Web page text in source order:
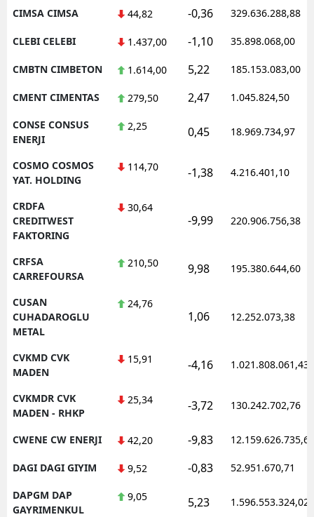
CIMSA CIMSA 44,82 -0,36 329.636.288,88
CLEBI CELEBI 1.437,00 -1,10 35.898.068,00
CMBTN CIMBETON 1.614,00 5,22 185.153.083,00
CMENT CIMENTAS 279,50 2,47 1.045.824,50
CONSE CONSUS
ENERJI
2,25 0,45 18.969.734,97
COSMO COSMOS
YAT. HOLDING
114,70 -1,38 4.216.401,10
CRDFA
CREDITWEST
FAKTORING
30,64
-9,99 220.906.756,38
CRFSA
CARREFOURSA
210,50 9,98 195.380.644,60
CUSAN
CUHADAROGLU
METAL
24,76
1,06 12.252.073,38
CVKMD CVK
MADEN
15,91 -4,16 1.021.808.061,43
CVKMDR CVK
MADEN - RHKP
25,34 -3,72 130.242.702,76
CWENE CW ENERJI 42,20 -9,83 12.159.626.735,62
DAGI DAGI GIYIM 9,52 -0,83 52.951.670,71
DAPGM DAP
GAYRIMENKUL
9,05 5,23 1.596.553.324,02